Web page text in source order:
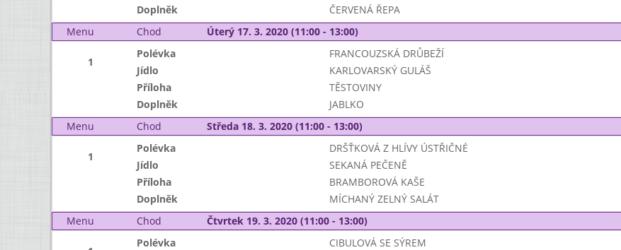
Doplněk
ČERVENÁ ŘEPA
Menu
Chod Úterý 17. 3. 2020 (11:00 - 13:00)
1
Polévka FRANCOUZSKÁ DRŮBEŽÍ
Jídlo
KARLOVARSKÝ GULÁŠ
Příloha
TĚSTOVINY
Doplněk
JABLKO
Menu
Chod Středa 18. 3. 2020 (11:00 - 13:00)
1
Polévka DRŠŤKOVÁ Z HLÍVY ÚSTŘIČNÉ
Jídlo
SEKANÁ PEČENĚ
Příloha
BRAMBOROVÁ KAŠE
Doplněk
MÍCHANÝ ZELNÝ SALÁT
Menu
Chod Čtvrtek 19. 3. 2020 (11:00 - 13:00)
Polévka CIBULOVÁ SE SÝREM